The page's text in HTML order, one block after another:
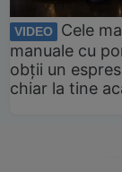
VIDEO
Cele
manuale cu
obții un
chiar la tine